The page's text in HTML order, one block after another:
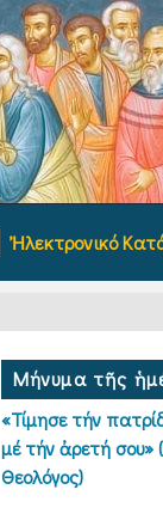
Ἠλεκτρονικό
Μήνυμα τῆς
«Τίμησε τήν
μέ τήν ἀρετή σου»
Θεολόγος)